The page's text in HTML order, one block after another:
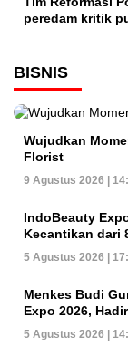
peredam kritik
BISNIS
Wujudkan
Florist
9 Agustus 2026 |
IndoBeauty
Kecantikan dari
5 Agustus 2026 |
Menkes Budi
Expo 2026,
5 Agustus 2026 |